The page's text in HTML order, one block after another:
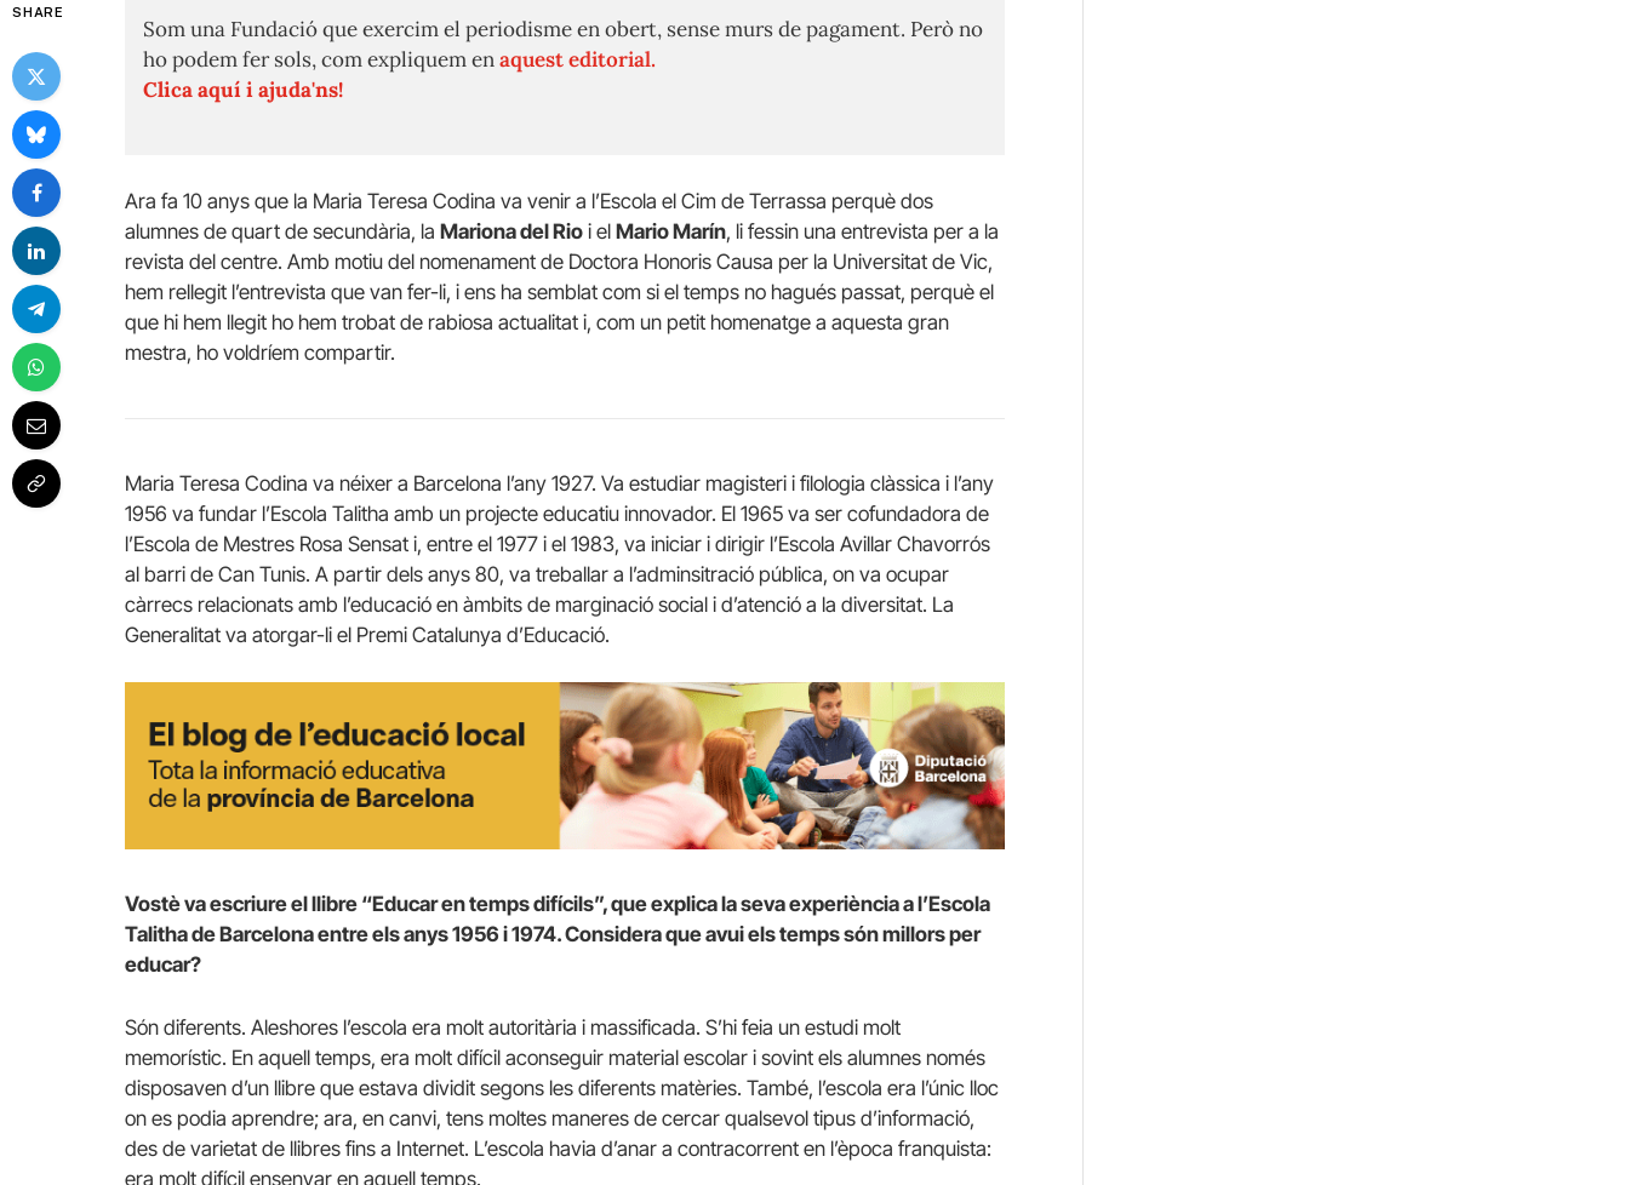
SHARE
Som una Fundació que exercim el periodisme en obert, sense murs de pagament. Però no
ho podem fer sols, com expliquem enaquest editorial.
Clica aquí i ajuda'ns!
Ara fa 10 anys que la Maria Teresa Codina va venir a l’Escola el Cim de Terrassa perquè dos
alumnes de quart de secundària, la Mariona del Rio i el Mario Marín, li fessin una entrevista per a la
revista del centre. Amb motiu del nomenament de Doctora Honoris Causa per la Universitat de Vic,
hem rellegit l’entrevista que van fer-li, i ens ha semblat com si el temps no hagués passat, perquè el
que hi hem llegit ho hem trobat de rabiosa actualitat i, com un petit homenatge a aquesta gran
mestra, ho voldríem compartir.
Maria Teresa Codina va néixer a Barcelona l’any 1927. Va estudiar magisteri i filologia clàssica i l’any
1956 va fundar l’Escola Talitha amb un projecte educatiu innovador. El 1965 va ser cofundadora de
l’Escola de Mestres Rosa Sensat i, entre el 1977 i el 1983, va iniciar i dirigir l’Escola Avillar Chavorrós
al barri de Can Tunis. A partir dels anys 80, va treballar a l’adminsitració pública, on va ocupar
càrrecs relacionats amb l’educació en àmbits de marginació social i d’atenció a la diversitat. La
Generalitat va atorgar-li el Premi Catalunya d’Educació.
Vostè va escriure el llibre “Educar en temps difícils”, que explica la seva experiència a l’Escola
Talitha de Barcelona entre els anys 1956 i 1974. Considera que avui els temps són millors per
educar?
Són diferents. Aleshores l’escola era molt autoritària i massificada. S’hi feia un estudi molt
memorístic. En aquell temps, era molt difícil aconseguir material escolar i sovint els alumnes només
disposaven d’un llibre que estava dividit segons les diferents matèries. També, l’escola era l’únic lloc
on es podia aprendre; ara, en canvi, tens moltes maneres de cercar qualsevol tipus d’informació,
des de varietat de llibres fins a Internet. L’escola havia d’anar a contracorrent en l’època franquista:
era molt difícil ensenyar en aquell temps.